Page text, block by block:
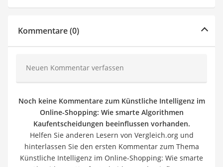
Kommentare (0)
Neuen Kommentar verfassen
Noch keine Kommentare zum Künstliche Intelligenz im
Online-Shopping: Wie smarte Algorithmen
Kaufentscheidungen beeinflussen vorhanden.
Helfen Sie anderen Lesern von Vergleich.org und
hinterlassen Sie den ersten Kommentar zum Thema
Künstliche Intelligenz im Online-Shopping: Wie smarte